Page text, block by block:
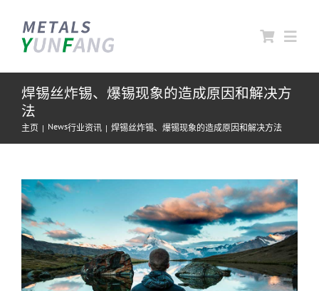
首页
关于云方
云方产品
合作伙伴
联系云方
焊锡丝炸锡、爆锡现象的造成原因和解决方
法
主页 News行业资讯 焊锡丝炸锡、爆锡现象的造成原因和解决方法
查
看
大
图